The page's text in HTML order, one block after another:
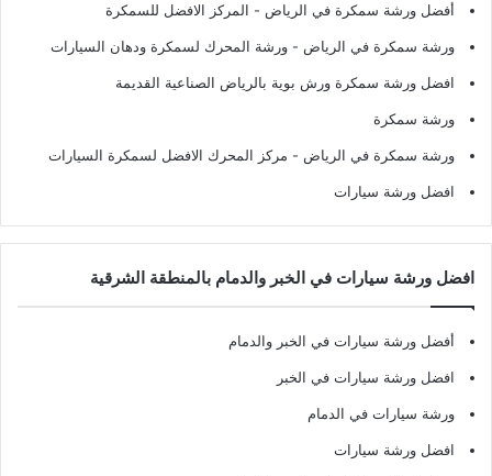
أفضل ورشة سمكرة في الرياض - المركز الافضل للسمكرة
ورشة سمكرة في الرياض - ورشة المحرك لسمكرة ودهان السيارات
افضل ورشة سمكرة ورش بوية بالرياض الصناعية القديمة
ورشة سمكرة
ورشة سمكرة في الرياض - مركز المحرك الافضل لسمكرة السيارات
افضل ورشة سيارات
افضل ورشة سيارات في الخبر والدمام بالمنطقة الشرقية
أفضل ورشة سيارات في الخبر والدمام
افضل ورشة سيارات في الخبر
ورشة سيارات في الدمام
افضل ورشة سيارات